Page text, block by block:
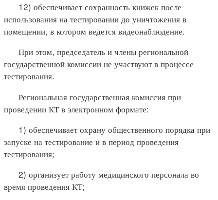
12) обеспечивает сохранность книжек после
использования на тестировании до уничтожения в
помещении, в котором ведется видеонаблюдение.
При этом, председатель и члены региональной
государственной комиссии не участвуют в процессе
тестирования.
Региональная государственная комиссия при
проведении КТ в электронном формате:
1) обеспечивает охрану общественного порядка при
запуске на тестирование и в период проведения
тестирования;
2) организует работу медицинского персонала во
время проведения КТ;